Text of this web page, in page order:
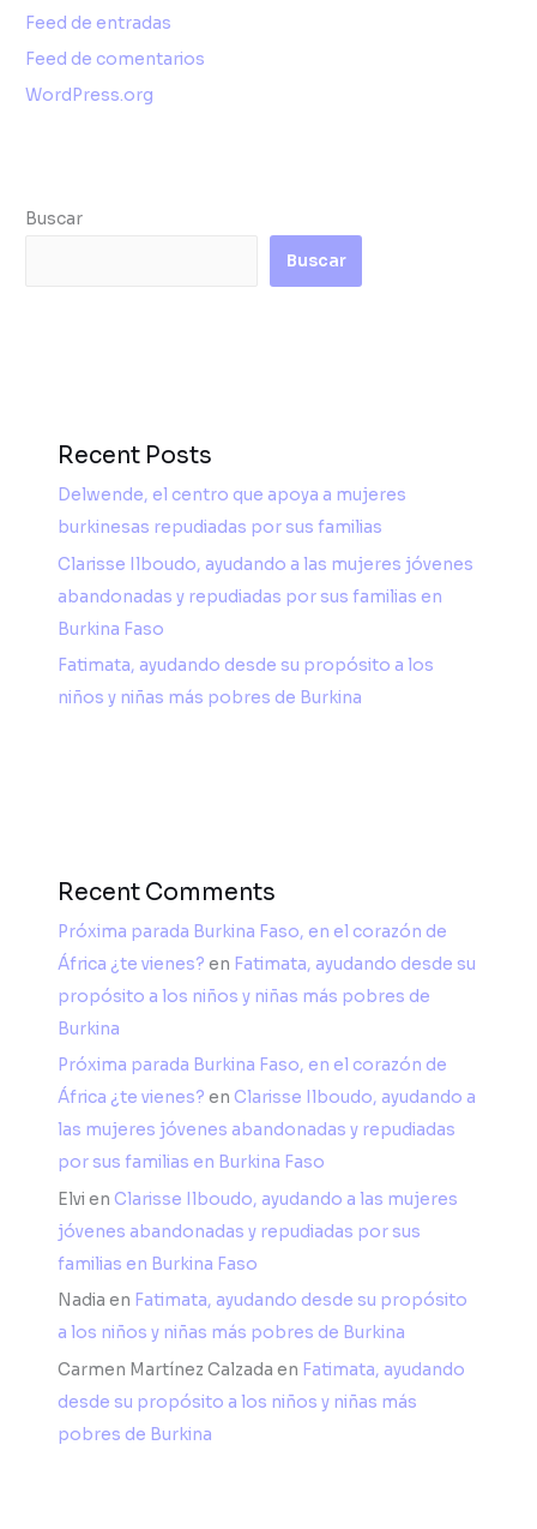
Feed de entradas
Feed de comentarios
WordPress.org
Buscar
Buscar
Recent Posts
Delwende, el centro que apoya a mujeres
burkinesas repudiadas por sus familias
Clarisse Ilboudo, ayudando a las mujeres jóvenes
abandonadas y repudiadas por sus familias en
Burkina Faso
Fatimata, ayudando desde su propósito a los
niños y niñas más pobres de Burkina
Recent Comments
Próxima parada Burkina Faso, en el corazón de
África ¿te vienes? en Fatimata, ayudando desde su
propósito a los niños y niñas más pobres de
Burkina
Próxima parada Burkina Faso, en el corazón de
África ¿te vienes? en Clarisse Ilboudo, ayudando a
las mujeres jóvenes abandonadas y repudiadas
por sus familias en Burkina Faso
Elvi en Clarisse Ilboudo, ayudando a las mujeres
jóvenes abandonadas y repudiadas por sus
familias en Burkina Faso
Nadia en Fatimata, ayudando desde su propósito
a los niños y niñas más pobres de Burkina
Carmen Martínez Calzada en Fatimata, ayudando
desde su propósito a los niños y niñas más
pobres de Burkina